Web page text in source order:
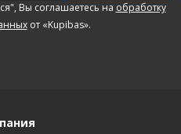
Вы соглашаетесь на обработку
от «Kupibas».